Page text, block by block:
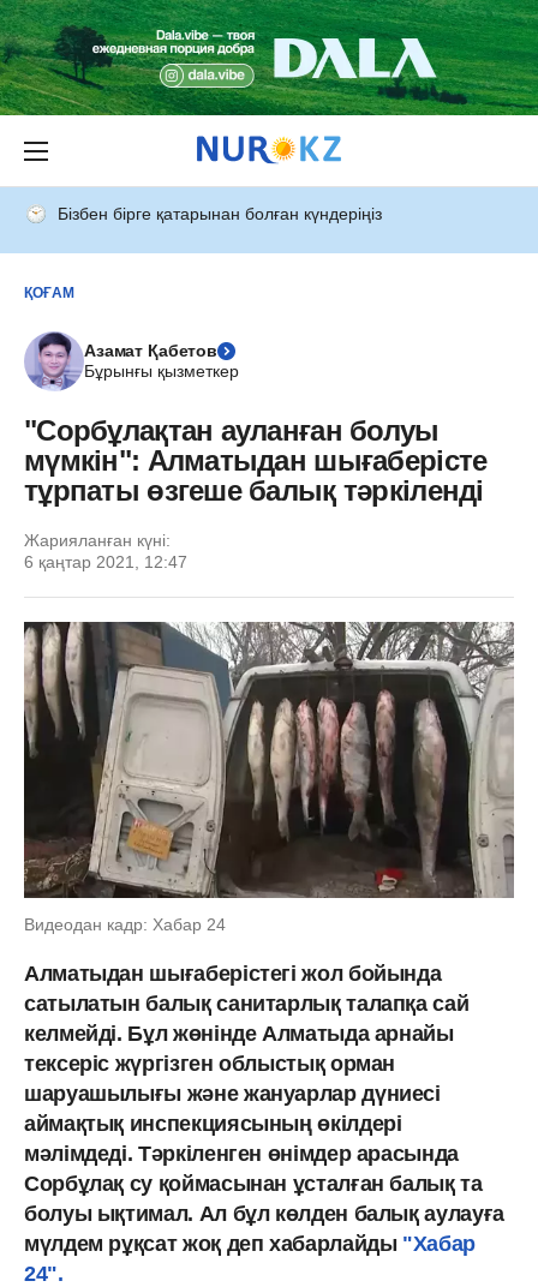
Бізбен бірге қатарынан болған күндеріңіз
ҚОҒАМ
Азамат Қабетов
Бұрынғы қызметкер
"Сорбұлақтан ауланған болуы
мүмкін": Алматыдан шығаберісте
тұрпаты өзгеше балық тәркіленді
Жарияланған күні:
6 қаңтар 2021, 12:47
Видеодан кадр: Хабар 24
Алматыдан шығаберістегі жол бойында
сатылатын балық санитарлық талапқа сай
келмейді. Бұл жөнінде Алматыда арнайы
тексеріс жүргізген облыстық орман
шаруашылығы және жануарлар дүниесі
аймақтық инспекциясының өкілдері
мәлімдеді. Тәркіленген өнімдер арасында
Сорбұлақ су қоймасынан ұсталған балық та
болуы ықтимал. Ал бұл көлден балық аулауға
мүлдем рұқсат жоқ деп хабарлайды "Хабар
24".